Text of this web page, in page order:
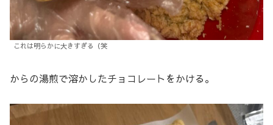
これは明らかに大きすぎる（笑
からの湯煎で溶かしたチョコレートをかける。